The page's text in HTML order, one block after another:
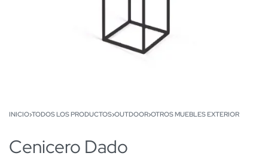
INICIO›TODOS LOS PRODUCTOS›OUTDOOR›OTROS MUEBLES EXTERIOR
Cenicero Dado